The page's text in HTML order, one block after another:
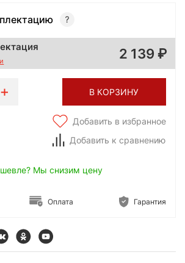
2 139
В КОРЗИНУ
Добавить в избранное
Добавить к сравнению
Мы снизим цену
Оплата Гарантия